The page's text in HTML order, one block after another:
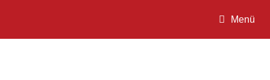
Menü